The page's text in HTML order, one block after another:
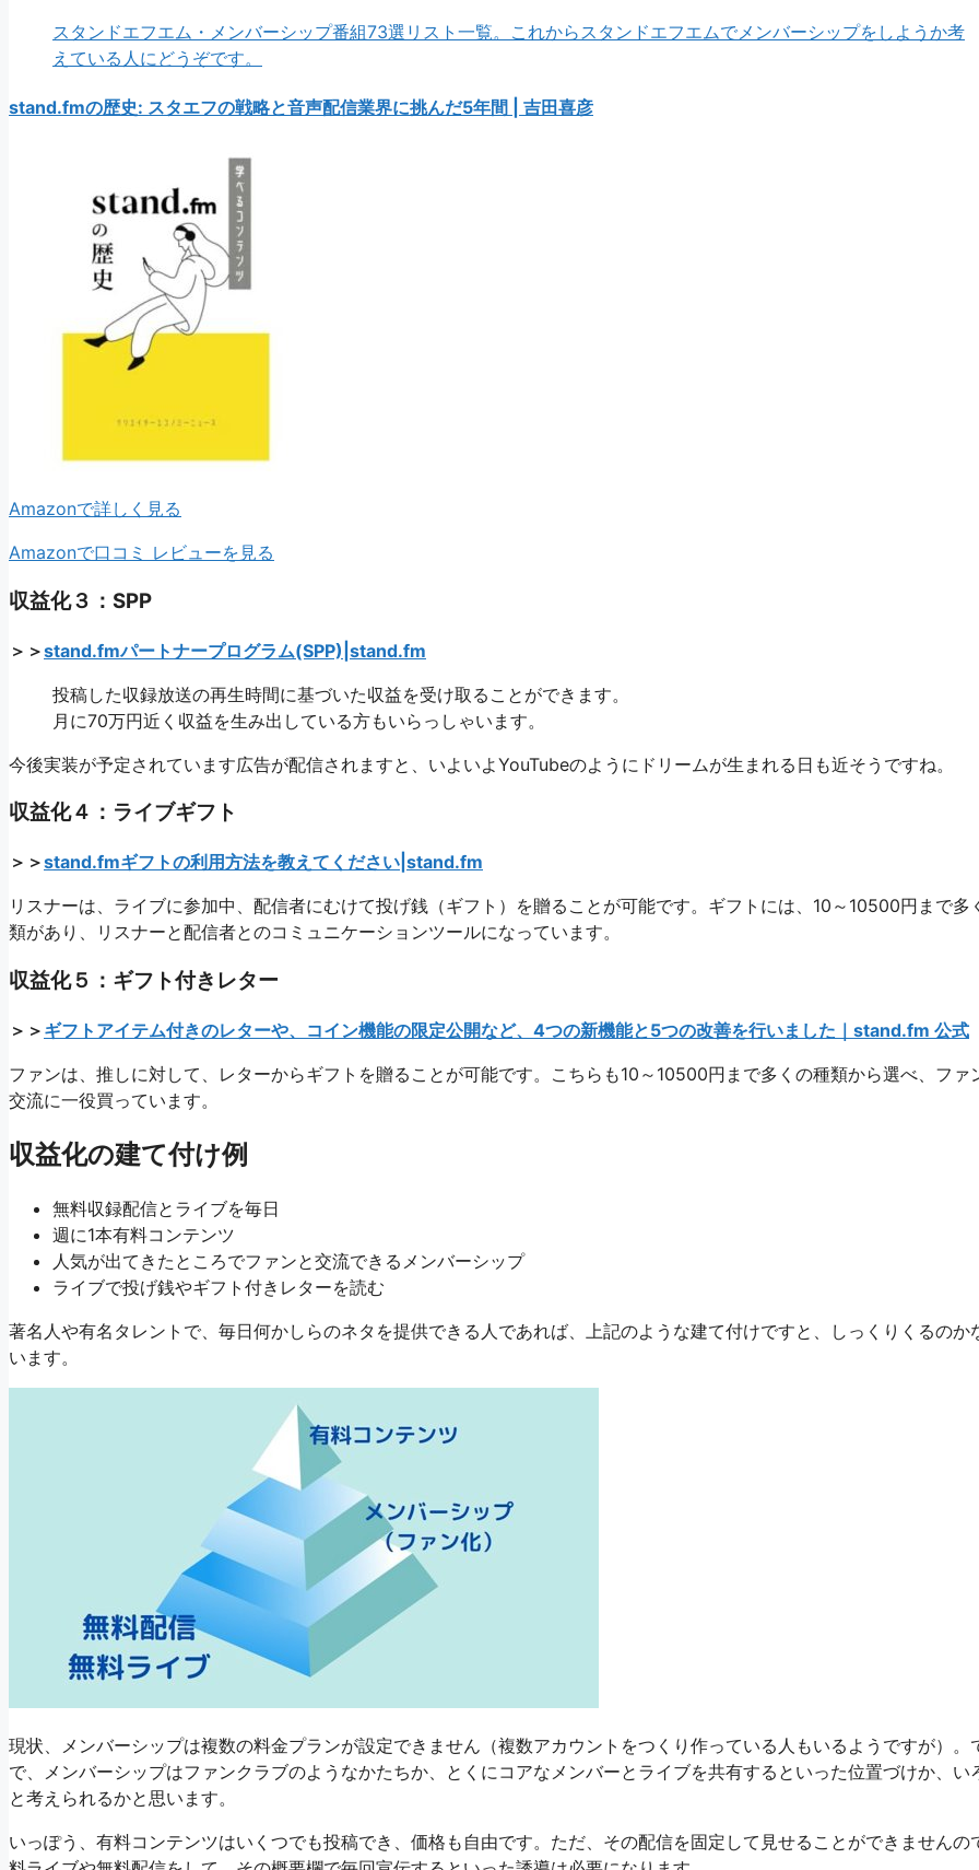
スタンドエフエム・メンバーシップ番組73選リスト一覧。これからスタンドエフエムでメンバーシップをしようか考
えている人にどうぞです。
stand.fmの歴史: スタエフの戦略と音声配信業界に挑んだ5年間 | 吉田喜彦
Amazonで詳しく見る
Amazonで口コミ レビューを見る
収益化３：SPP
＞＞stand.fmパートナープログラム(SPP)|stand.fm
投稿した収録放送の再生時間に基づいた収益を受け取ることができます。
月に70万円近く収益を生み出している方もいらっしゃいます。
今後実装が予定されています広告が配信されますと、いよいよYouTubeのようにドリームが生まれる日も近そうですね。
収益化４：ライブギフト
＞＞stand.fmギフトの利用方法を教えてください|stand.fm
リスナーは、ライブに参加中、配信者にむけて投げ銭（ギフト）を贈ることが可能です。ギフトには、10～10500円まで多
類があり、リスナーと配信者とのコミュニケーションツールになっています。
収益化５：ギフト付きレター
＞＞ ギフトアイテム付きのレターや、コイン機能の限定公開など、4つの新機能と5つの改善を行いました｜stand.fm 公式
ファンは、推しに対して、レターからギフトを贈ることが可能です。こちらも10～10500円まで多くの種類から選べ、ファ
交流に一役買っています。
収益化の建て付け例
無料収録配信とライブを毎日
週に1本有料コンテンツ
人気が出てきたところでファンと交流できるメンバーシップ
ライブで投げ銭やギフト付きレターを読む
著名人や有名タレントで、毎日何かしらのネタを提供できる人であれば、上記のような建て付けですと、しっくりくるのか
います。
現状、メンバーシップは複数の料金プランが設定できません（複数アカウントをつくり作っている人もいるようですが）。
で、メンバーシップはファンクラブのようなかたちか、とくにコアなメンバーとライブを共有するといった位置づけか、い
と考えられるかと思います。
いっぽう、有料コンテンツはいくつでも投稿でき、価格も自由です。ただ、その配信を固定して見せることができませんの